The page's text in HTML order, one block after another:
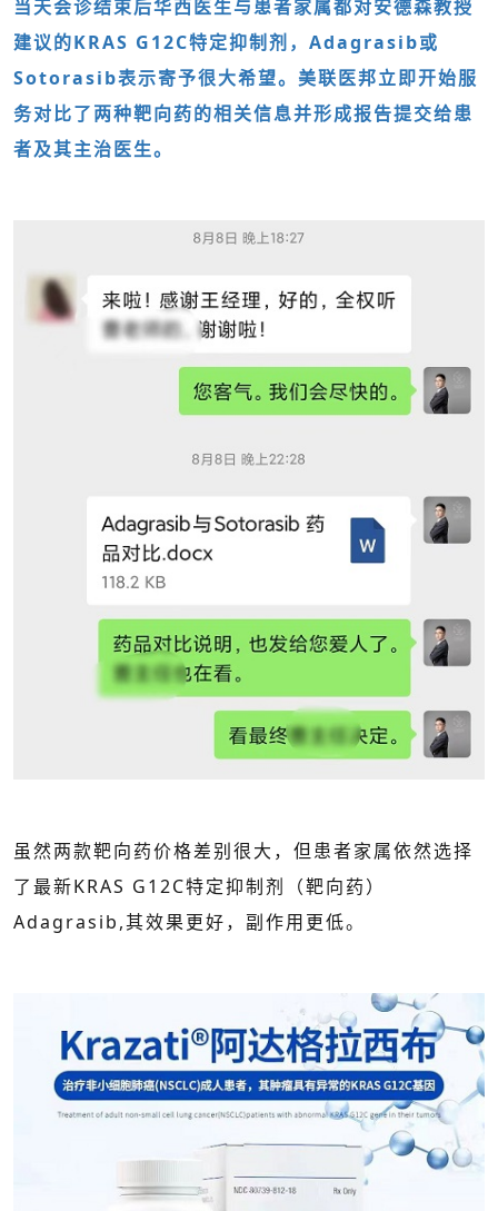
当天会诊结束后华西医生与患者家属都对安德森教授
建议的KRAS G12C特定抑制剂，Adagrasib或
Sotorasib表示寄予很大希望。美联医邦立即开始服
务对比了两种靶向药的相关信息并形成报告提交给患
者及其主治医生。
虽然两款靶向药价格差别很大，但患者家属依然选择
了最新KRAS G12C特定抑制剂（靶向药）
Adagrasib,其效果更好，副作用更低。